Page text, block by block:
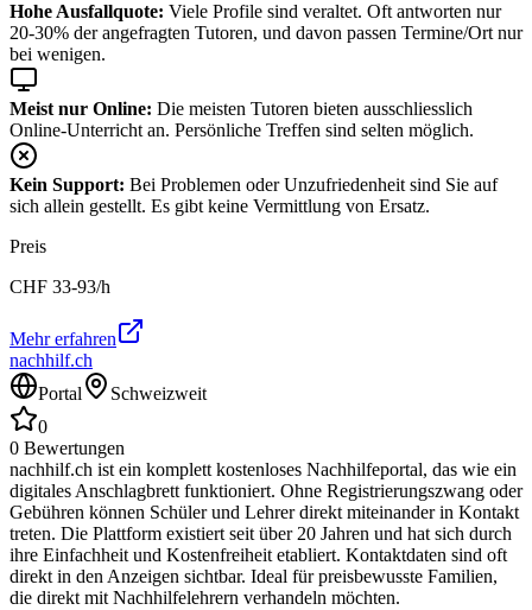
Hohe Ausfallquote: Viele Profile sind veraltet. Oft antworten nur
20-30% der angefragten Tutoren, und davon passen Termine/Ort nur
bei wenigen.
Meist nur Online: Die meisten Tutoren bieten ausschliesslich
Online-Unterricht an. Persönliche Treffen sind selten möglich.
Kein Support: Bei Problemen oder Unzufriedenheit sind Sie auf
sich allein gestellt. Es gibt keine Vermittlung von Ersatz.
Preis
CHF 33-93/h
Mehr erfahren
nachhilf.ch
Portal
Schweizweit
0
0 Bewertungen
nachhilf.ch ist ein komplett kostenloses Nachhilfeportal, das wie ein
digitales Anschlagbrett funktioniert. Ohne Registrierungszwang oder
Gebühren können Schüler und Lehrer direkt miteinander in Kontakt
treten. Die Plattform existiert seit über 20 Jahren und hat sich durch
ihre Einfachheit und Kostenfreiheit etabliert. Kontaktdaten sind oft
direkt in den Anzeigen sichtbar. Ideal für preisbewusste Familien,
die direkt mit Nachhilfelehrern verhandeln möchten.